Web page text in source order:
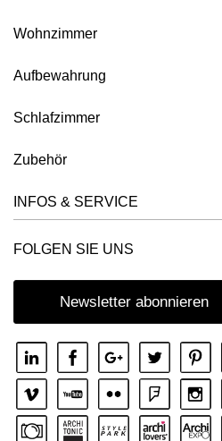
Wohnzimmer
Aufbewahrung
Schlafzimmer
Zubehör
INFOS & SERVICE
FOLGEN SIE UNS
Newsletter abonnieren